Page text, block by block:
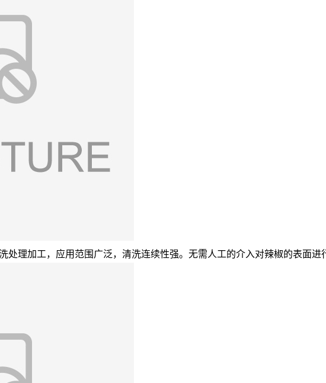
处理加工，应用范围广泛，清洗连续性强。无需人工的介入对辣椒的表面进